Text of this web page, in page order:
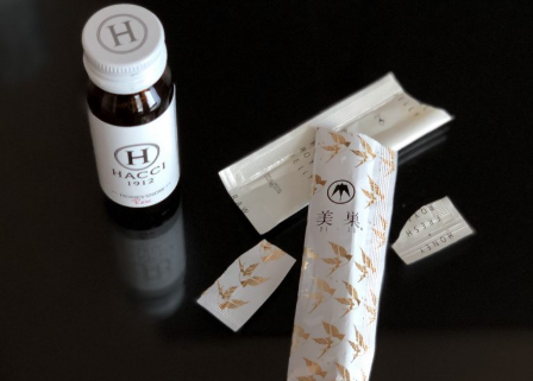
2025年12月号「お酒の新常識。」